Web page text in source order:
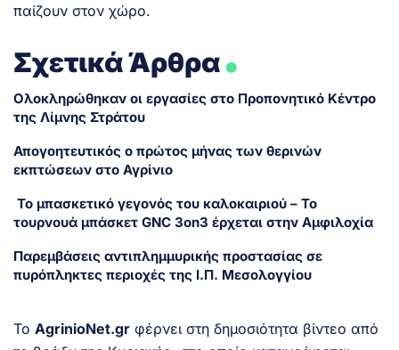
παίζουν στον χώρο.
Σχετικά Άρθρα.
Ολοκληρώθηκαν οι εργασίες στο Προπονητικό Κέντρο
της Λίμνης Στράτου
Απογοητευτικός ο πρώτος μήνας των θερινών
εκπτώσεων στο Αγρίνιο
Το μπασκετικό γεγονός του καλοκαιριού – Το
τουρνουά μπάσκετ GNC 3on3 έρχεται στην Αμφιλοχία
Παρεμβάσεις αντιπλημμυρικής προστασίας σε
πυρόπληκτες περιοχές της Ι.Π. Μεσολογγίου
Το AgrinioNet.gr φέρνει στη δημοσιότητα βίντεο από